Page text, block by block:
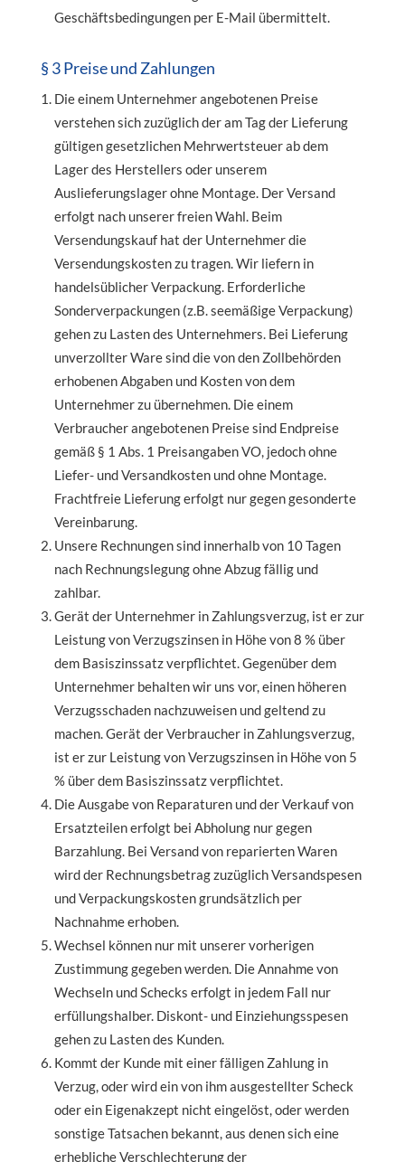
Geschäftsbedingungen per E-Mail übermittelt.
§ 3 Preise und Zahlungen
Die einem Unternehmer angebotenen Preise
verstehen sich zuzüglich der am Tag der Lieferung
gültigen gesetzlichen Mehrwertsteuer ab dem
Lager des Herstellers oder unserem
Auslieferungslager ohne Montage. Der Versand
erfolgt nach unserer freien Wahl. Beim
Versendungskauf hat der Unternehmer die
Versendungskosten zu tragen. Wir liefern in
handelsüblicher Verpackung. Erforderliche
Sonderverpackungen (z.B. seemäßige Verpackung)
gehen zu Lasten des Unternehmers. Bei Lieferung
unverzollter Ware sind die von den Zollbehörden
erhobenen Abgaben und Kosten von dem
Unternehmer zu übernehmen. Die einem
Verbraucher angebotenen Preise sind Endpreise
gemäß § 1 Abs. 1 Preisangaben VO, jedoch ohne
Liefer- und Versandkosten und ohne Montage.
Frachtfreie Lieferung erfolgt nur gegen gesonderte
Vereinbarung.
Unsere Rechnungen sind innerhalb von 10 Tagen
nach Rechnungslegung ohne Abzug fällig und
zahlbar.
Gerät der Unternehmer in Zahlungsverzug, ist er zur
Leistung von Verzugszinsen in Höhe von 8 % über
dem Basiszinssatz verpflichtet. Gegenüber dem
Unternehmer behalten wir uns vor, einen höheren
Verzugsschaden nachzuweisen und geltend zu
machen. Gerät der Verbraucher in Zahlungsverzug,
ist er zur Leistung von Verzugszinsen in Höhe von 5
% über dem Basiszinssatz verpflichtet.
Die Ausgabe von Reparaturen und der Verkauf von
Ersatzteilen erfolgt bei Abholung nur gegen
Barzahlung. Bei Versand von reparierten Waren
wird der Rechnungsbetrag zuzüglich Versandspesen
und Verpackungskosten grundsätzlich per
Nachnahme erhoben.
Wechsel können nur mit unserer vorherigen
Zustimmung gegeben werden. Die Annahme von
Wechseln und Schecks erfolgt in jedem Fall nur
erfüllungshalber. Diskont- und Einziehungsspesen
gehen zu Lasten des Kunden.
Kommt der Kunde mit einer fälligen Zahlung in
Verzug, oder wird ein von ihm ausgestellter Scheck
oder ein Eigenakzept nicht eingelöst, oder werden
sonstige Tatsachen bekannt, aus denen sich eine
erhebliche Verschlechterung der